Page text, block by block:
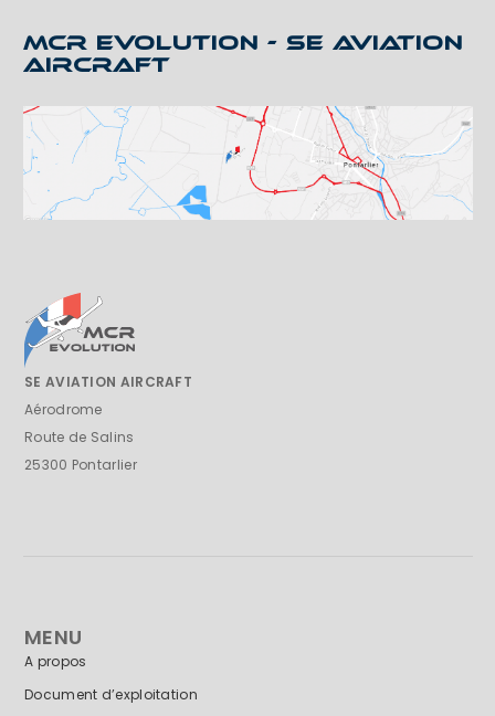
MCR EVOLUTION - SE AVIATION
AIRCRAFT
SE AVIATION AIRCRAFT
Aérodrome
Route de Salins
25300 Pontarlier
MENU
A propos
Document d’exploitation